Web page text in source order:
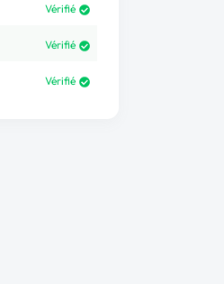
Vérifié
Vérifié
Vérifié